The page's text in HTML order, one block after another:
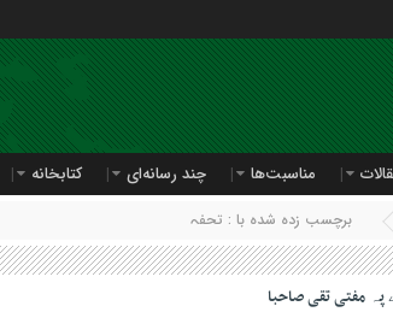
مناسبت‌ها چند رسانه‌ای کتابخانه
برچسب زده شده با : تحفہ
پہ مفتی تقی صاحبا